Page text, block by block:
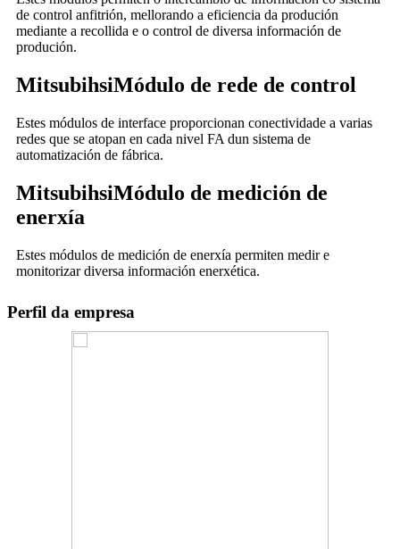
de control anfitrión, mellorando a eficiencia da produción
mediante a recollida e o control de diversa información de
produción.
MitsubihsiMódulo de rede de control
Estes módulos de interface proporcionan conectividade a varias
redes que se atopan en cada nivel FA dun sistema de
automatización de fábrica.
MitsubihsiMódulo de medición de
enerxía
Estes módulos de medición de enerxía permiten medir e
monitorizar diversa información enerxética.
Perfil da empresa